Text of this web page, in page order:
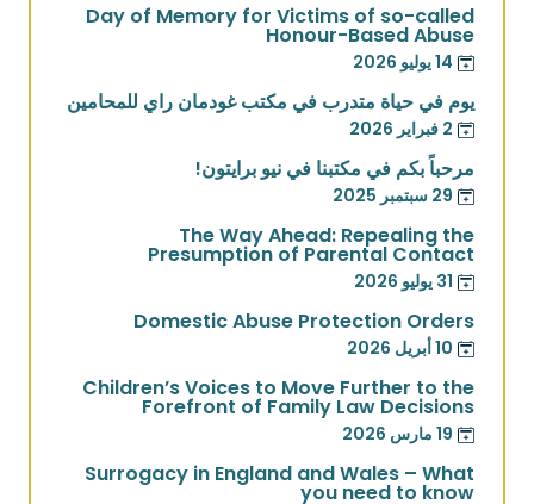
Day of Memory for Victims of so-called
Honour-Based Abuse
14 يوليو 2026
يوم في حياة متدرب في مكتب غودمان راي للمحامين
2 فبراير 2026
مرحباً بكم في مكتبنا في نيو برايتون!
29 سبتمبر 2025
The Way Ahead: Repealing the
Presumption of Parental Contact
31 يوليو 2026
Domestic Abuse Protection Orders
10 أبريل 2026
Children’s Voices to Move Further to the
Forefront of Family Law Decisions
19 مارس 2026
Surrogacy in England and Wales – What
you need to know